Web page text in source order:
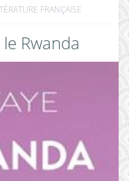
FRANÇAISE
Rwanda